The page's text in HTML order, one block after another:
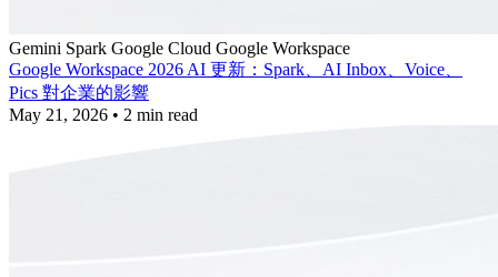
Gemini Spark Google Cloud Google Workspace
Google Workspace 2026 AI 更新：Spark、AI Inbox、Voice、
Pics 對企業的影響
May 21, 2026 • 2 min read